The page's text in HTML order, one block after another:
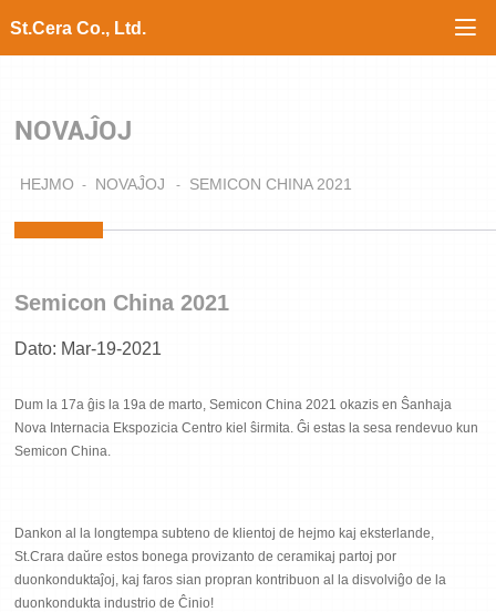
St.Cera Co., Ltd. 
NOVAĴOJ
HEJMO NOVAĴOJ SEMICON CHINA 2021
Semicon China 2021
Dato: Mar-19-2021
Dum la 17a ĝis la 19a de marto, Semicon China 2021 okazis en Ŝanhaja
Nova Internacia Ekspozicia Centro kiel ŝirmita. Ĝi estas la sesa rendevuo kun
Semicon China.
Dankon al la longtempa subteno de klientoj de hejmo kaj eksterlande,
St.Crara daŭre estos bonega provizanto de ceramikaj partoj por
duonkonduktaĵoj, kaj faros sian propran kontribuon al la disvolviĝo de la
duonkondukta industrio de Ĉinio!